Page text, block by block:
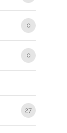
0
0
27